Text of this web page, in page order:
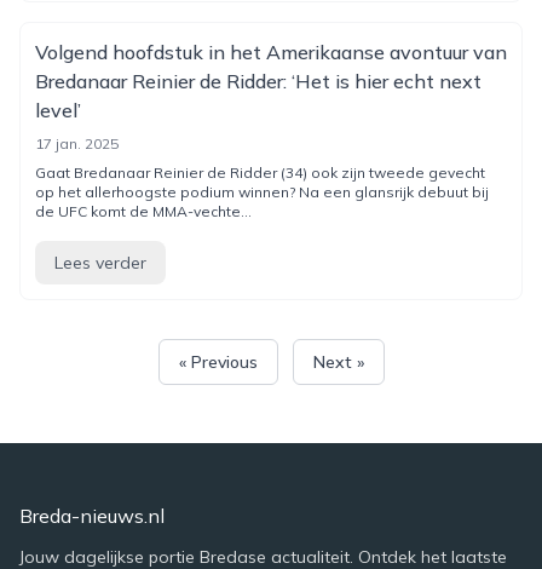
Volgend hoofdstuk in het Amerikaanse avontuur van
Bredanaar Reinier de Ridder: ‘Het is hier echt next
level’
17 jan. 2025
Gaat Bredanaar Reinier de Ridder (34) ook zijn tweede gevecht
op het allerhoogste podium winnen? Na een glansrijk debuut bij
de UFC komt de MMA-vechte...
Lees verder
« Previous Next »
Breda-nieuws.nl
Jouw dagelijkse portie Bredase actualiteit. Ontdek het laatste